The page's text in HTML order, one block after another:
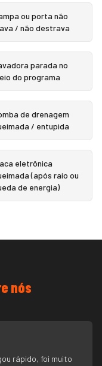
ou porta não
/ não destrava
parada no
do programa
de drenagem
/ entupida
eletrônica
(após raio ou
de energia)
nós
rápido, foi muito